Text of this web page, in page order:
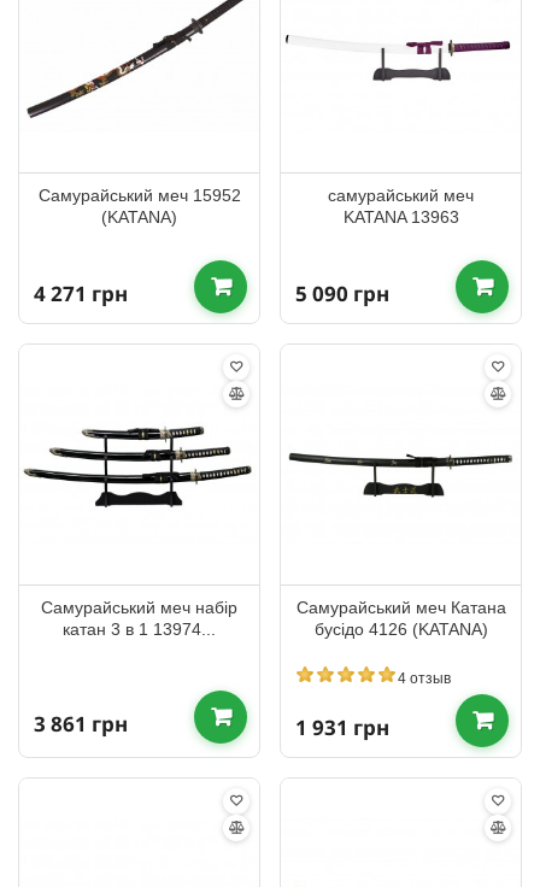
Самурайський меч 15952
(KATANA)
4 271 грн
самурайський меч
KATANA 13963
5 090 грн
Самурайський меч набір
катан 3 в 1 13974...
3 861 грн
Самурайський меч Катана
бусідо 4126 (KATANA)
4 отзыв
1 931 грн